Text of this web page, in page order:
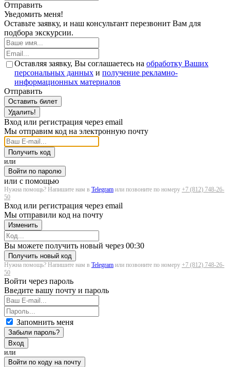
Отправить
Уведомить меня!
Оставьте заявку, и наш консультант перезвонит Вам для
подбора экскурсии.
Оставляя заявку, Вы соглашаетесь на обработку Ваших
персональных данных и получение рекламно-
информационных материалов
Отправить
Оставить билет
Удалить!
Вход или регистрация через email
Мы отправим код на электронную почту
Получить код
или
Войти по паролю
или с помощью
Нужна помощь? Напишите нам в Telegram или позвоните по номеру +7 (812) 748-26-
50
Вход или регистрация через email
Мы отправили код на почту
Изменить
Загрузка...
Вы можете получить новый через 00:30
Получить новый код
Нужна помощь? Напишите нам в Telegram или позвоните по номеру +7 (812) 748-26-
50
Войти через пароль
Введите вашу почту и пароль
Запомнить меня
Забыли пароль?
Вход
или
Войти по коду на почту